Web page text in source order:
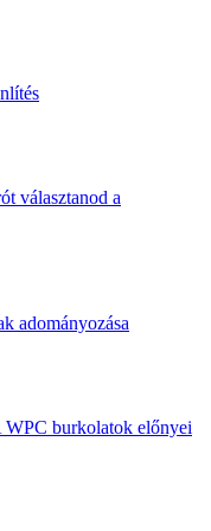
választanod a
adományozása
WPC burkolatok előnyei